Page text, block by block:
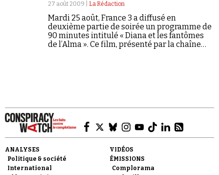
27 août 2009 | La Rédaction
Mardi 25 août, France 3 a diffusé en
deuxième partie de soirée un programme de
90 minutes intitulé « Diana et les fantômes
de l’Alma ». Ce film, présenté par la chaîne
ANALYSES
Politique & société
International
VIDÉOS
ÉMISSIONS
Complorama